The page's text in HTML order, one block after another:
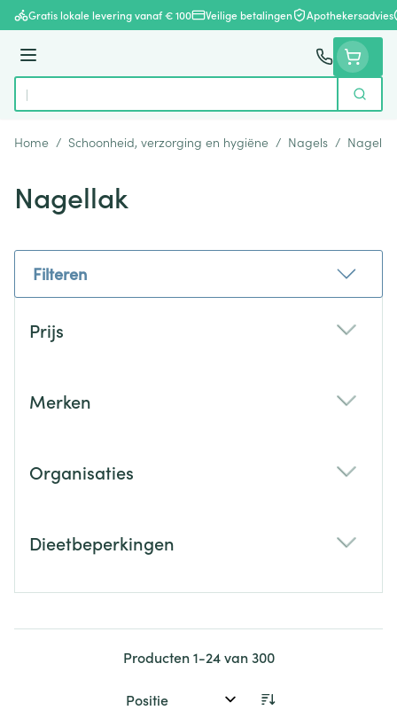
Ga naar de inhoud
Gratis lokale levering vanaf € 100 Veilige betalingen Apothekersadvies
Menu
Product, merk, categorie...
Zoek
Home / Schoonheid, verzorging en hygiëne / Nagels / Nagellak
Nagellak
Filteren
Prijs
Merken
Organisaties
Dieetbeperkingen
Producten1-24van300
Sorteer op: